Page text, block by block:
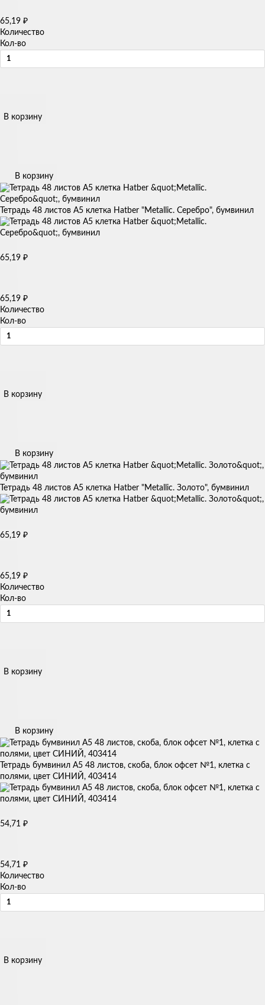
65,19 ₽
Количество
Кол-во
В корзину
В корзину
Тетрадь 48 листов А5 клетка Hatber "Metallic. Серебро", бумвинил
65,19 ₽
65,19 ₽
Количество
Кол-во
В корзину
В корзину
Тетрадь 48 листов А5 клетка Hatber "Metallic. Золото", бумвинил
65,19 ₽
65,19 ₽
Количество
Кол-во
В корзину
В корзину
Тетрадь бумвинил А5 48 листов, скоба, блок офсет №1, клетка с
полями, цвет СИНИЙ, 403414
54,71 ₽
54,71 ₽
Количество
Кол-во
В корзину